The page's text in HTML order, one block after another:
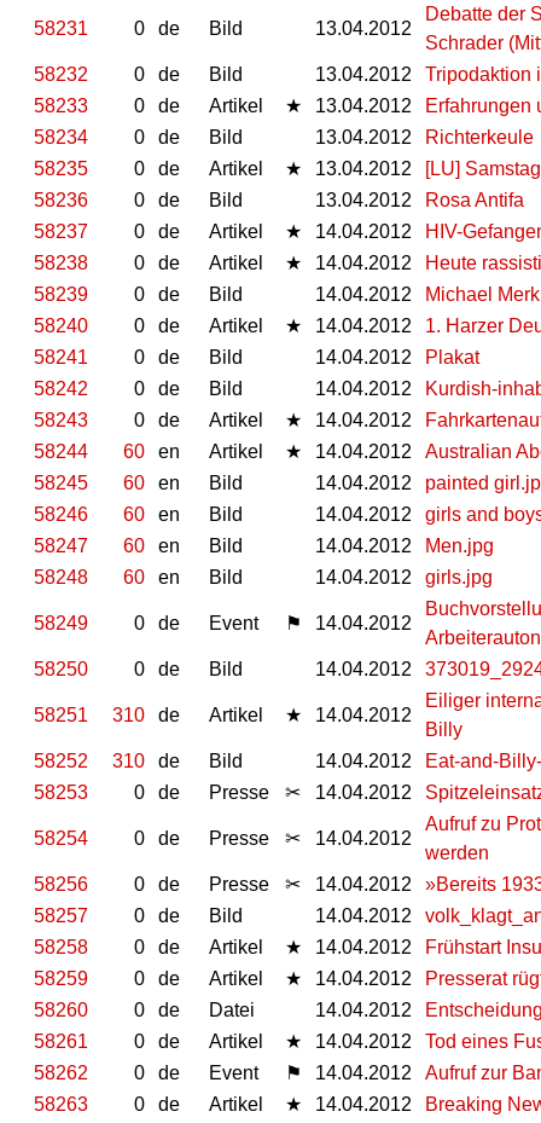
58231 0 de Bild 13.04.2012
Debatte der
Schrader
58232
0 de Bild 13.04.2012
Tripodaktion
58233
0 de Artikel ★ 13.04.2012
Erfahrungen
58234
0 de Bild 13.04.2012
Richterkeule
58235
0 de Artikel ★ 13.04.2012
[LU]
58236
0 de Bild 13.04.2012
Rosa Antifa
58237
0 de Artikel ★ 14.04.2012
HIV-
58238
0 de Artikel ★ 14.04.2012
Heute
58239
0 de Bild 14.04.2012
Michael
58240
0 de Artikel ★ 14.04.2012
1. Harzer
58241
0 de Bild 14.04.2012
Plakat
58242
0 de Bild 14.04.2012
Kurdish-
58243
0 de Artikel ★ 14.04.2012
58244
60 en Artikel ★ 14.04.2012
Australian
58245
60 en Bild 14.04.2012
painted
58246
60 en Bild 14.04.2012
girls and
58247
60 en Bild 14.04.2012
Men.jpg
58248
60 en Bild 14.04.2012 girls.jpg
58249 0 de Event ⚑ 14.04.2012
58250
0 de Bild 14.04.2012
58251 310 de Artikel ★ 14.04.2012
Eiliger
Billy
58252
310 de Bild 14.04.2012
Eat-and-
58253
0 de Presse ✂ 14.04.2012
58254 0 de Presse ✂ 14.04.2012
Aufruf zu
werden
58256
0 de Presse ✂ 14.04.2012
»Bereits
58257
0 de Bild 14.04.2012
58258
0 de Artikel ★ 14.04.2012
Frühstart
58259
0 de Artikel ★ 14.04.2012
Presserat
58260
0 de Datei 14.04.2012
58261
0 de Artikel ★ 14.04.2012
Tod eines
58262
0 de Event ⚑ 14.04.2012
Aufruf zur
58263
0 de Artikel ★ 14.04.2012
Breaking